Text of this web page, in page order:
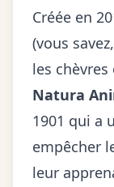
Créée en
(vous
les
Natura
1901 qui a
empêcher
leur